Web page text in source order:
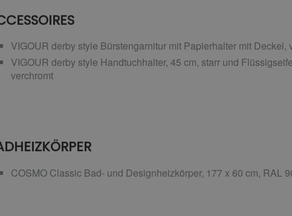
VIGOUR derby style Bürstengarnitur mit Papierhalter mit Deckel,
VIGOUR derby style Handtuchhalter, 45 cm, starr und
verchromt
COSMO Classic Bad- und Designheizkörper, 177 x 60 cm, RAL